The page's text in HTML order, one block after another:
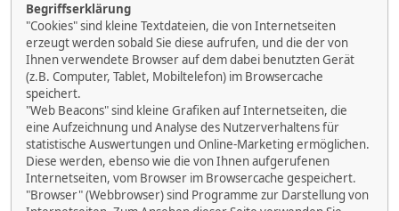
Begriffserklärung
"Cookies" sind kleine Textdateien, die von Internetseiten
erzeugt werden sobald Sie diese aufrufen, und die der von
Ihnen verwendete Browser auf dem dabei benutzten Gerät
(z.B. Computer, Tablet, Mobiltelefon) im Browsercache
speichert.
"Web Beacons" sind kleine Grafiken auf Internetseiten, die
eine Aufzeichnung und Analyse des Nutzerverhaltens für
statistische Auswertungen und Online-Marketing ermöglichen.
Diese werden, ebenso wie die von Ihnen aufgerufenen
Internetseiten, vom Browser im Browsercache gespeichert.
"Browser" (Webbrowser) sind Programme zur Darstellung von